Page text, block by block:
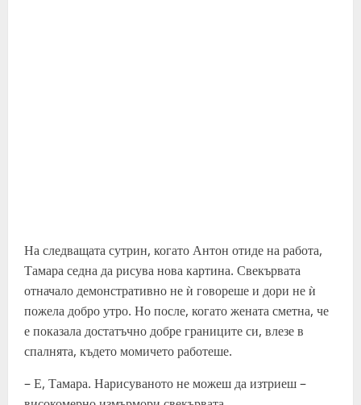
На следващата сутрин, когато Антон отиде на работа,
Тамара седна да рисува нова картина. Свекървата
отначало демонстративно не ѝ говореше и дори не ѝ
пожела добро утро. Но после, когато жената сметна, че
е показала достатъчно добре границите си, влезе в
спалнята, където момичето работеше.
– Е, Тамара. Нарисуваното не можеш да изтриеш –